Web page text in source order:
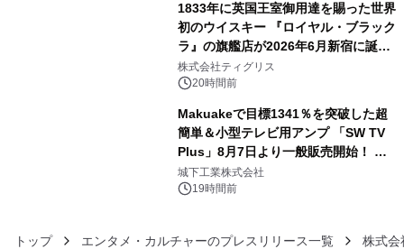
1833年に英国王室御用達を賜った世界
初のウイスキー 『ロイヤル・ブラック
ラ』の旗艦店が2026年6月新宿に誕
生 バカルディ ジャパンと連携した
没入型バー「BAR Arca」
株式会社ティグリス
20時間前
Makuakeで目標1341％を突破した超
簡単＆小型テレビ用アンプ 「SW TV
Plus」8月7日より一般販売開始！ ケ
ーブル1本つなぐだけ、テレビの音が
ぐっと豊かに
城下工業株式会社
19時間前
トップ エンタメ・カルチャーのプレスリリース一覧 株式会